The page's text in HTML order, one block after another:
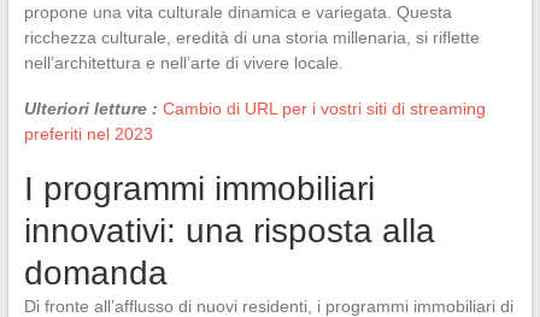
propone una vita culturale dinamica e variegata. Questa
ricchezza culturale, eredità di una storia millenaria, si riflette
nell’architettura e nell’arte di vivere locale.
Ulteriori letture : Cambio di URL per i vostri siti di streaming
preferiti nel 2023
I programmi immobiliari
innovativi: una risposta alla
domanda
Di fronte all’afflusso di nuovi residenti, i programmi immobiliari di